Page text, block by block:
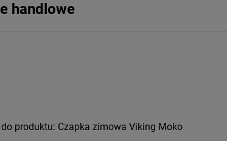
handlowe
produktu: Czapka zimowa Viking Moko